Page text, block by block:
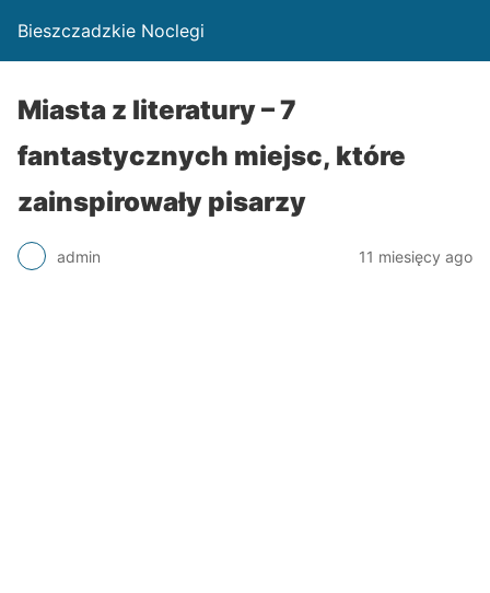
Bieszczadzkie Noclegi
Miasta z literatury – 7
fantastycznych miejsc, które
zainspirowały pisarzy
admin 11 miesięcy ago